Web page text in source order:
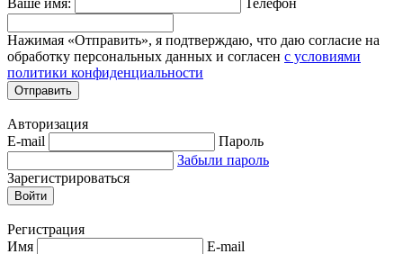
Нажимая «Отправить», я подтверждаю, что даю согласие на
обработку персональных данных и согласен с условиями
политики конфиденциальности
Отправить
Авторизация
E-mail
Пароль
Забыли пароль
Зарегистрироваться
Войти
Регистрация
Имя
E-mail